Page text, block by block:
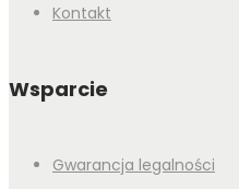
Kontakt
Wsparcie
Gwarancja legalności